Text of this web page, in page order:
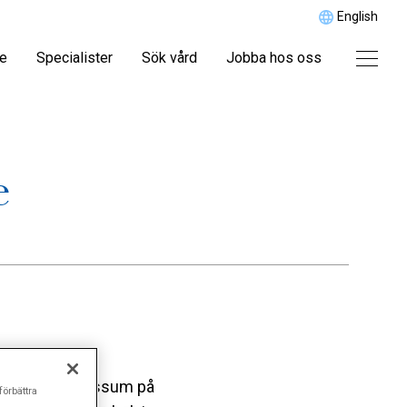
English
Specialister Sök vård Jobba hos oss
Bjöörn Fossum på